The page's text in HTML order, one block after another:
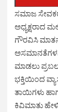
ಸಮಾಜ
ಅಧ್ಯಕ್ಷರಾದ
ಗೌರವಿಸಿ
ಮಾಡಲು
ಭಕ್ತಿಯಿಂದ
ತಾಯಿಗಳು
ಕಿವಿಮಾತು